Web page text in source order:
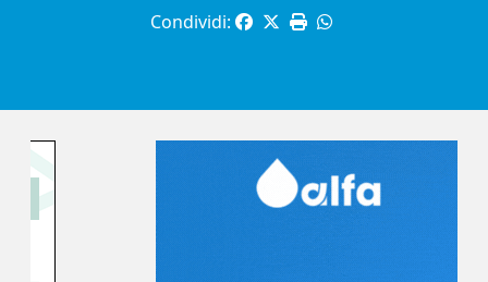
Condividi: